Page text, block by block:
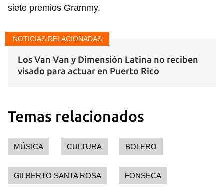
Guardar como favorito
iniciar sesión con tu cuenta de 14ymedio.
siete premios Grammy.
NOTICIAS RELACIONADAS
Los Van Van y Dimensión Latina no reciben
visado para actuar en Puerto Rico
Temas relacionados
MÚSICA CULTURA BOLERO
GILBERTO SANTA ROSA FONSECA